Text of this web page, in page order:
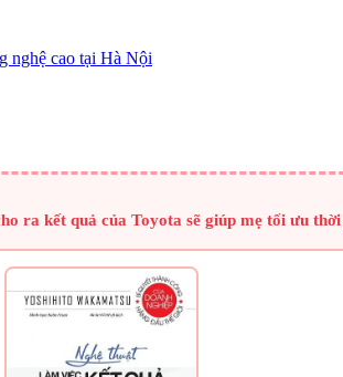
ra kết quả của Toyota sẽ giúp mẹ tối ưu